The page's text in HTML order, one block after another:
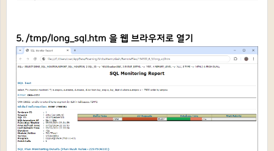
5. /tmp/long_sql.htm 을 웹 브라우저로 열기